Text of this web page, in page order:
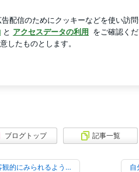
き生きとスムーズに！】
ログ
しく生き生きとス
た丁寧なヨガレッスンが好評です！
ブログトップ 記事一覧
観的にみられるよう…